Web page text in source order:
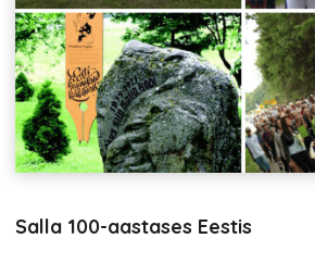
Salla 100-aastases Eestis